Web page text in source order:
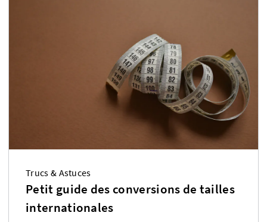
Trucs & Astuces
Petit guide des conversions de tailles
internationales